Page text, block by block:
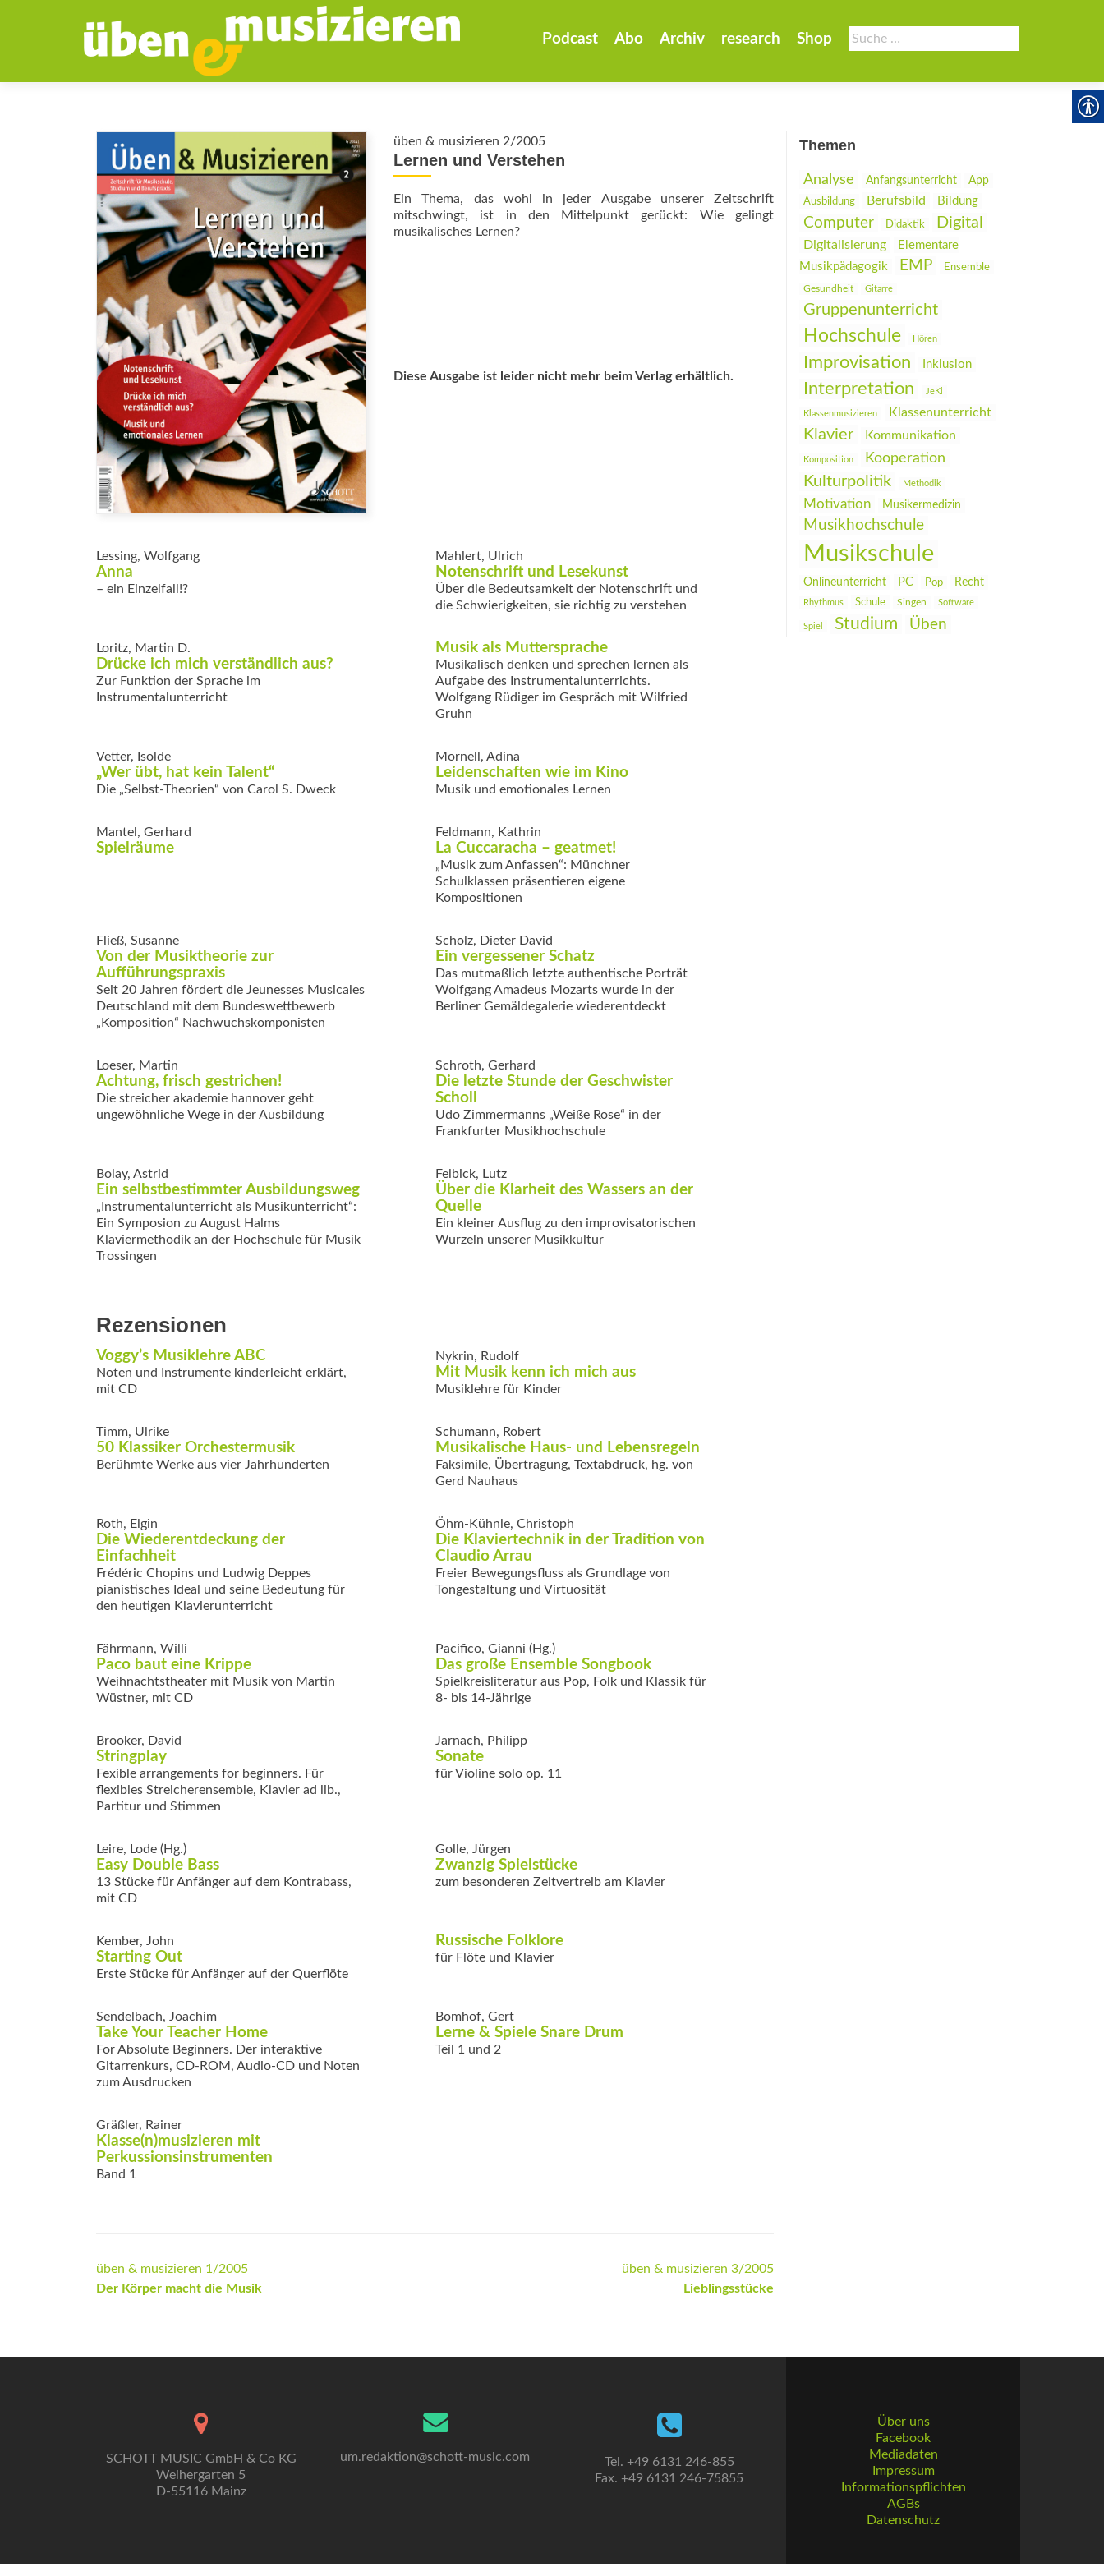
Suche
nach:
Podcast Abo Archiv research Shop
üben & musizieren 2/2005
Lernen und Verstehen
Ein Thema, das wohl in jeder Ausgabe unserer Zeitschrift
mitschwingt, ist in den Mittelpunkt gerückt: Wie gelingt
musikalisches Lernen?
Diese Ausgabe ist leider nicht mehr beim Verlag erhältlich.
Lessing, Wolfgang
Anna
– ein Einzelfall!?
Mahlert, Ulrich
Notenschrift und Lesekunst
Über die Bedeutsamkeit der Notenschrift und
die Schwierigkeiten, sie richtig zu verstehen
Loritz, Martin D.
Drücke ich mich verständlich aus?
Zur Funktion der Sprache im
Instrumentalunterricht
Musik als Muttersprache
Musikalisch denken und sprechen lernen als
Aufgabe des Instrumentalunterrichts.
Wolfgang Rüdiger im Gespräch mit Wilfried
Gruhn
Vetter, Isolde
„Wer übt, hat kein Talent“
Die „Selbst-Theorien“ von Carol S. Dweck
Mornell, Adina
Leidenschaften wie im Kino
Musik und emotionales Lernen
Mantel, Gerhard
Spielräume
Feldmann, Kathrin
La Cuccaracha – geatmet!
„Musik zum Anfassen“: Münchner
Schulklassen präsentieren eigene
Kompositionen
Fließ, Susanne
Von der Musiktheorie zur
Aufführungspraxis
Seit 20 Jahren fördert die Jeunesses Musicales
Deutschland mit dem Bundeswettbewerb
„Komposition“ Nachwuchskomponisten
Scholz, Dieter David
Ein vergessener Schatz
Das mutmaßlich letzte authentische Porträt
Wolfgang Amadeus Mozarts wurde in der
Berliner Gemäldegalerie wiederentdeckt
Loeser, Martin
Achtung, frisch gestrichen!
Die streicher akademie hannover geht
ungewöhnliche Wege in der Ausbildung
Schroth, Gerhard
Die letzte Stunde der Geschwister
Scholl
Udo Zimmermanns „Weiße Rose“ in der
Frankfurter Musikhochschule
Bolay, Astrid
Ein selbstbestimmter Ausbildungsweg
„Instrumentalunterricht als Musikunterricht“:
Ein Symposion zu August Halms
Klaviermethodik an der Hochschule für Musik
Trossingen
Felbick, Lutz
Über die Klarheit des Wassers an der
Quelle
Ein kleiner Ausflug zu den improvisatorischen
Wurzeln unserer Musikkultur
Rezensionen
Voggy’s Musiklehre ABC
Noten und Instrumente kinderleicht erklärt,
mit CD
Nykrin, Rudolf
Mit Musik kenn ich mich aus
Musiklehre für Kinder
Timm, Ulrike
50 Klassiker Orchestermusik
Berühmte Werke aus vier Jahrhunderten
Schumann, Robert
Musikalische Haus- und Lebensregeln
Faksimile, Übertragung, Textabdruck, hg. von
Gerd Nauhaus
Roth, Elgin
Die Wiederentdeckung der
Einfachheit
Frédéric Chopins und Ludwig Deppes
pianistisches Ideal und seine Bedeutung für
den heutigen Klavierunterricht
Öhm-Kühnle, Christoph
Die Klaviertechnik in der Tradition von
Claudio Arrau
Freier Bewegungsfluss als Grundlage von
Tongestaltung und Virtuosität
Fährmann, Willi
Paco baut eine Krippe
Weihnachtstheater mit Musik von Martin
Wüstner, mit CD
Pacifico, Gianni (Hg.)
Das große Ensemble Songbook
Spielkreisliteratur aus Pop, Folk und Klassik für
8- bis 14-Jährige
Brooker, David
Stringplay
Fexible arrangements for beginners. Für
flexibles Streicherensemble, Klavier ad lib.,
Partitur und Stimmen
Jarnach, Philipp
Sonate
für Violine solo op. 11
Leire, Lode (Hg.)
Easy Double Bass
13 Stücke für Anfänger auf dem Kontrabass,
mit CD
Golle, Jürgen
Zwanzig Spielstücke
zum besonderen Zeitvertreib am Klavier
Kember, John
Starting Out
Erste Stücke für Anfänger auf der Querflöte
Russische Folklore
für Flöte und Klavier
Sendelbach, Joachim
Take Your Teacher Home
For Absolute Beginners. Der interaktive
Gitarrenkurs, CD-ROM, Audio-CD und Noten
zum Ausdrucken
Bomhof, Gert
Lerne & Spiele Snare Drum
Teil 1 und 2
Gräßler, Rainer
Klasse(n)musizieren mit
Perkussionsinstrumenten
Band 1
Beitrags-
Navigation
üben & musizieren 1/2005
Der Körper macht die Musik
üben & musizieren 3/2005
Lieblingsstücke
Themen
Analyse Anfangsunterricht
App
Ausbildung
Berufsbild Bildung
Computer Didaktik Digital
Digitalisierung
Elementare
Musikpädagogik
EMP Ensemble
Gesundheit Gitarre
Gruppenunterricht
Hochschule Hören
Improvisation Inklusion
Interpretation JeKi
Klassenmusizieren Klassenunterricht
Klavier Kommunikation
Komposition Kooperation
Kulturpolitik Methodik
Motivation Musikermedizin
Musikhochschule
Musikschule
Onlineunterricht PC Pop Recht
Rhythmus Schule Singen Software
Spiel Studium Üben
SCHOTT MUSIC GmbH & Co KG
Weihergarten 5
D-55116 Mainz
um.redaktion@schott-music.com
Tel. +49 6131 246-855
Fax. +49 6131 246-75855
Über uns
Facebook
Mediadaten
Impressum
Informationspflichten
AGBs
Datenschutz